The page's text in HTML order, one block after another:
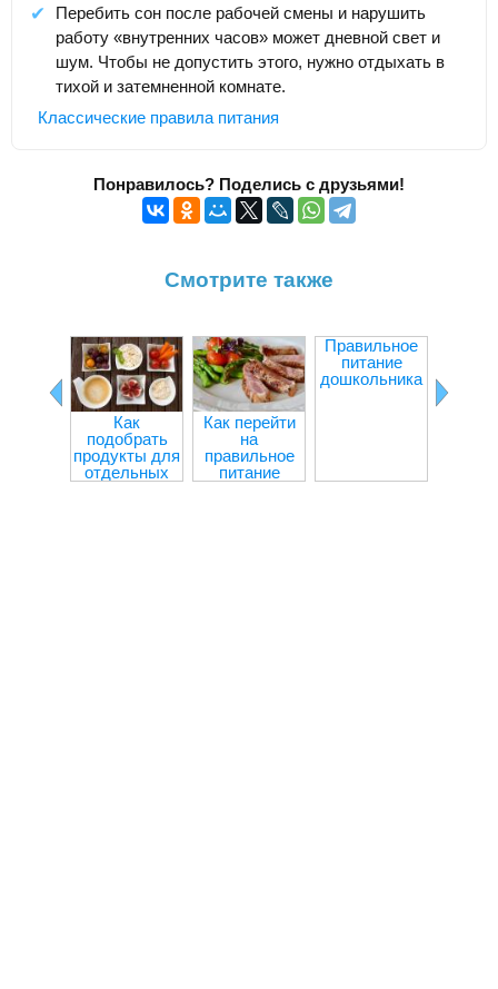
Перебить сон после рабочей смены и нарушить
работу «внутренних часов» может дневной свет и
шум. Чтобы не допустить этого, нужно отдыхать в
тихой и затемненной комнате.
Классические правила питания
Понравилось? Поделись с друзьями!
Смотрите также
Как
подобрать
продукты для
отдельных
Как перейти
на
правильное
питание
Правильное
питание
дошкольника